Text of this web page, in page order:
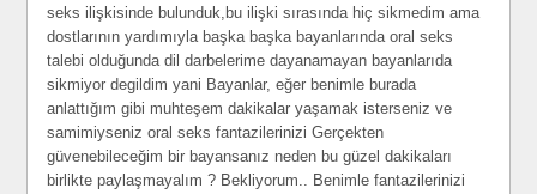
seks ilişkisinde bulunduk,bu ilişki sırasında hiç sikmedim ama
dostlarının yardımıyla başka başka bayanlarında oral seks
talebi olduğunda dil darbelerime dayanamayan bayanlarıda
sikmiyor degildim yani Bayanlar, eğer benimle burada
anlattığım gibi muhteşem dakikalar yaşamak isterseniz ve
samimiyseniz oral seks fantazilerinizi Gerçekten
güvenebileceğim bir bayansanız neden bu güzel dakikaları
birlikte paylaşmayalım ? Bekliyorum.. Benimle fantazilerinizi